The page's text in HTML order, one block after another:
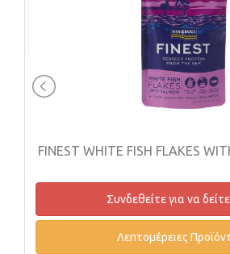
FINEST WHITE FISH FLAKES
Συνδεθείτε για να
Λεπτομέρειες